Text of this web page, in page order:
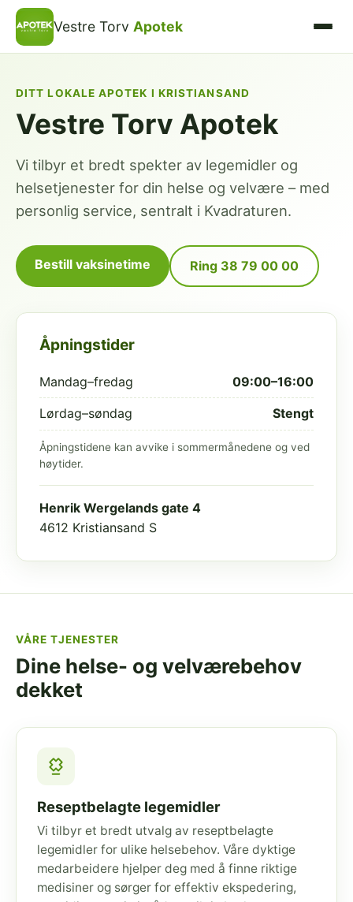
Vestre Torv Apotek
DITT LOKALE APOTEK I KRISTIANSAND
Vestre Torv Apotek
Vi tilbyr et bredt spekter av legemidler og
helsetjenester for din helse og velvære – med
personlig service, sentralt i Kvadraturen.
Bestill vaksinetime Ring 38 79 00 00
Åpningstider
Mandag–fredag 09:00–16:00
Lørdag–søndag Stengt
Åpningstidene kan avvike i sommermånedene og ved
høytider.
Henrik Wergelands gate 4
4612 Kristiansand S
VÅRE TJENESTER
Dine helse- og velværebehov
dekket
Reseptbelagte legemidler
Vi tilbyr et bredt utvalg av reseptbelagte
legemidler for ulike helsebehov. Våre dyktige
medarbeidere hjelper deg med å finne riktige
medisiner og sørger for effektiv ekspedering,